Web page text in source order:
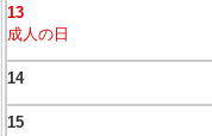
13
成人の日
14
15